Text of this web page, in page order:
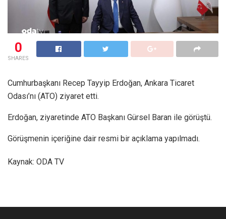
0
SHARES
Cumhurbaşkanı Recep Tayyip Erdoğan, Ankara Ticaret
Odası’nı (ATO) ziyaret etti.
Erdoğan, ziyaretinde ATO Başkanı Gürsel Baran ile görüştü.
Görüşmenin içeriğine dair resmi bir açıklama yapılmadı.
Kaynak: ODA TV